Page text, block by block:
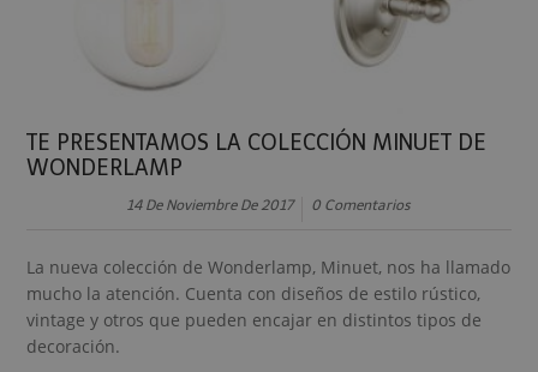
TE PRESENTAMOS LA COLECCIÓN MINUET DE
WONDERLAMP
14 De Noviembre De 2017 0 Comentarios
La nueva colección de Wonderlamp, Minuet, nos ha llamado
mucho la atención. Cuenta con diseños de estilo rústico,
vintage y otros que pueden encajar en distintos tipos de
decoración.